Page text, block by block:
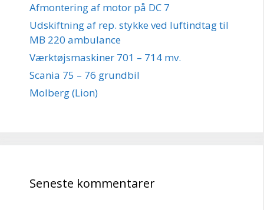
Afmontering af motor på DC 7
Udskiftning af rep. stykke ved luftindtag til
MB 220 ambulance
Værktøjsmaskiner 701 – 714 mv.
Scania 75 – 76 grundbil
Molberg (Lion)
Seneste kommentarer